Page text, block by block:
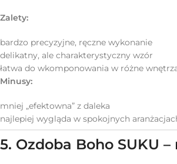
Zalety:
bardzo precyzyjne, ręczne wykonanie
delikatny, ale charakterystyczny wzór
łatwa do wkomponowania w różne
Minusy:
mniej „efektowna” z daleka
najlepiej wygląda w spokojnych
5. Ozdoba Boho SUKU –